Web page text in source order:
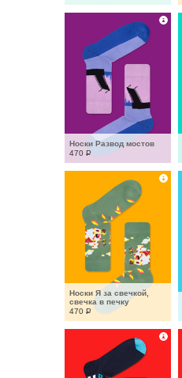
Носки Развод мостов
470 Р
Носки Я за свечкой,
свечка в печку
470 Р